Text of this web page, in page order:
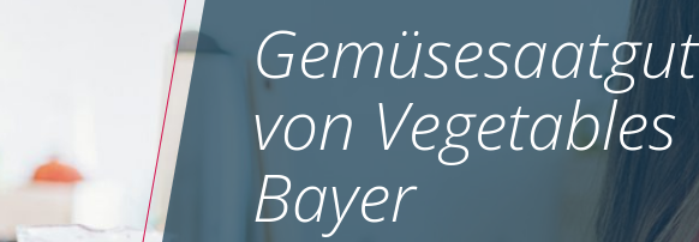
Gemüsesaatgut
von Vegetables
Bayer